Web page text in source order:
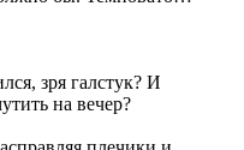
зря галстук? И
на вечер?